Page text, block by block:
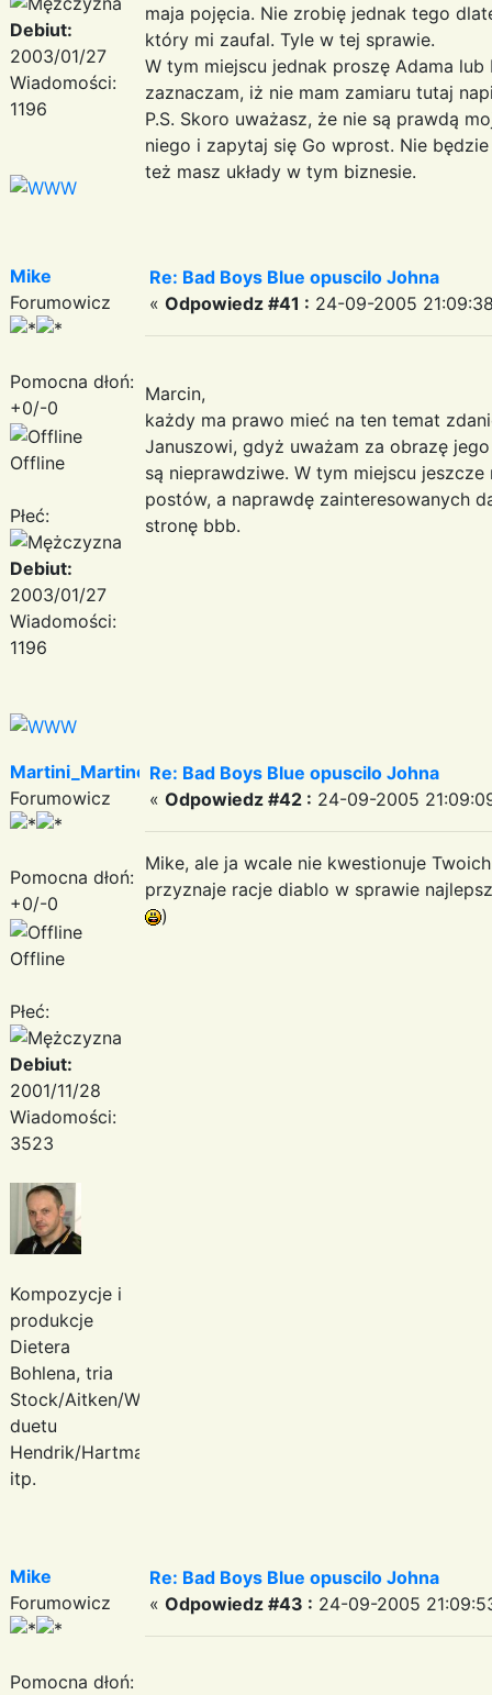
Debiut:
2003/01/27
Wiadomości:
1196
maja pojęcia. Nie zrobię jednak tego
który mi zaufal. Tyle w tej sprawie.
W tym miejscu jednak proszę Adama
zaznaczam, iż nie mam zamiaru tutaj
P.S. Skoro uważasz, że nie są prawdą
niego i zapytaj się Go wprost. Nie
też masz układy w tym biznesie.
Mike
Forumowicz
Pomocna dłoń:
+0/-0
Offline
Płeć:
Debiut:
2003/01/27
Wiadomości:
1196
Re: Bad Boys Blue opuscilo Johna
« Odpowiedz #41 : 24-09-2005
Marcin,
każdy ma prawo mieć na ten temat
Januszowi, gdyż uważam za obrazę
są nieprawdziwe. W tym miejscu
postów, a naprawdę zainteresowanych
stronę bbb.
Martini_Martinez
Forumowicz
Pomocna dłoń:
+0/-0
Offline
Płeć:
Debiut:
2001/11/28
Wiadomości:
3523
Kompozycje i
produkcje
Dietera
Bohlena, tria
Stock/Aitken/Waterman,
duetu
Hendrik/Hartmann
itp.
Re: Bad Boys Blue opuscilo Johna
« Odpowiedz #42 : 24-09-2005
Mike, ale ja wcale nie kwestionuje
przyznaje racje diablo w sprawie
)
Mike
Forumowicz
Pomocna dłoń:
Re: Bad Boys Blue opuscilo Johna
« Odpowiedz #43 : 24-09-2005